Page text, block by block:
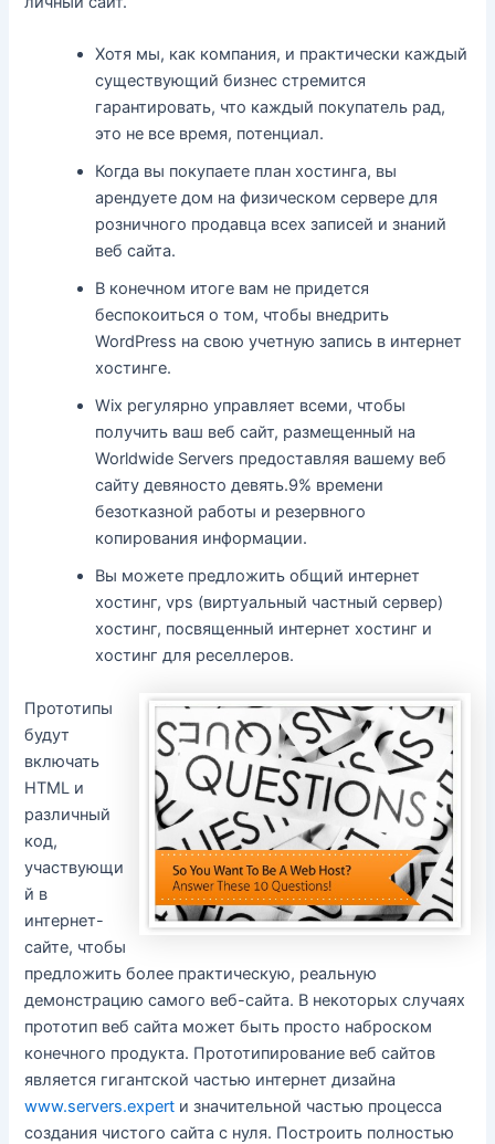
Хотя мы, как компания, и практически каждый
существующий бизнес стремится
гарантировать, что каждый покупатель рад,
это не все время, потенциал.
Когда вы покупаете план хостинга, вы
арендуете дом на физическом сервере для
розничного продавца всех записей и знаний
веб сайта.
В конечном итоге вам не придется
беспокоиться о том, чтобы внедрить
WordPress на свою учетную запись в интернет
хостинге.
Wix регулярно управляет всеми, чтобы
получить ваш веб сайт, размещенный на
Worldwide Servers предоставляя вашему веб
сайту девяносто девять.9% времени
безотказной работы и резервного
копирования информации.
Вы можете предложить общий интернет
хостинг, vps (виртуальный частный сервер)
хостинг, посвященный интернет хостинг и
хостинг для реселлеров.
Прототипы
будут
включать
HTML и
различный
код,
участвующи
й в
интернет-
сайте, чтобы
предложить более практическую, реальную
демонстрацию самого веб-сайта. В некоторых случаях
прототип веб сайта может быть просто наброском
конечного продукта. Прототипирование веб сайтов
является гигантской частью интернет дизайна
www.servers.expert и значительной частью процесса
создания чистого сайта с нуля. Построить полностью